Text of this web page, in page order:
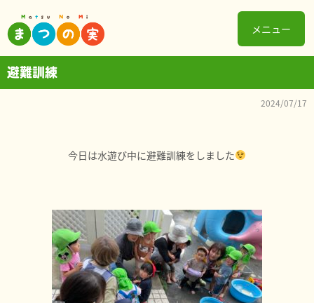
メニュー
避難訓練
2024/07/17
今日は水遊び中に避難訓練をしました